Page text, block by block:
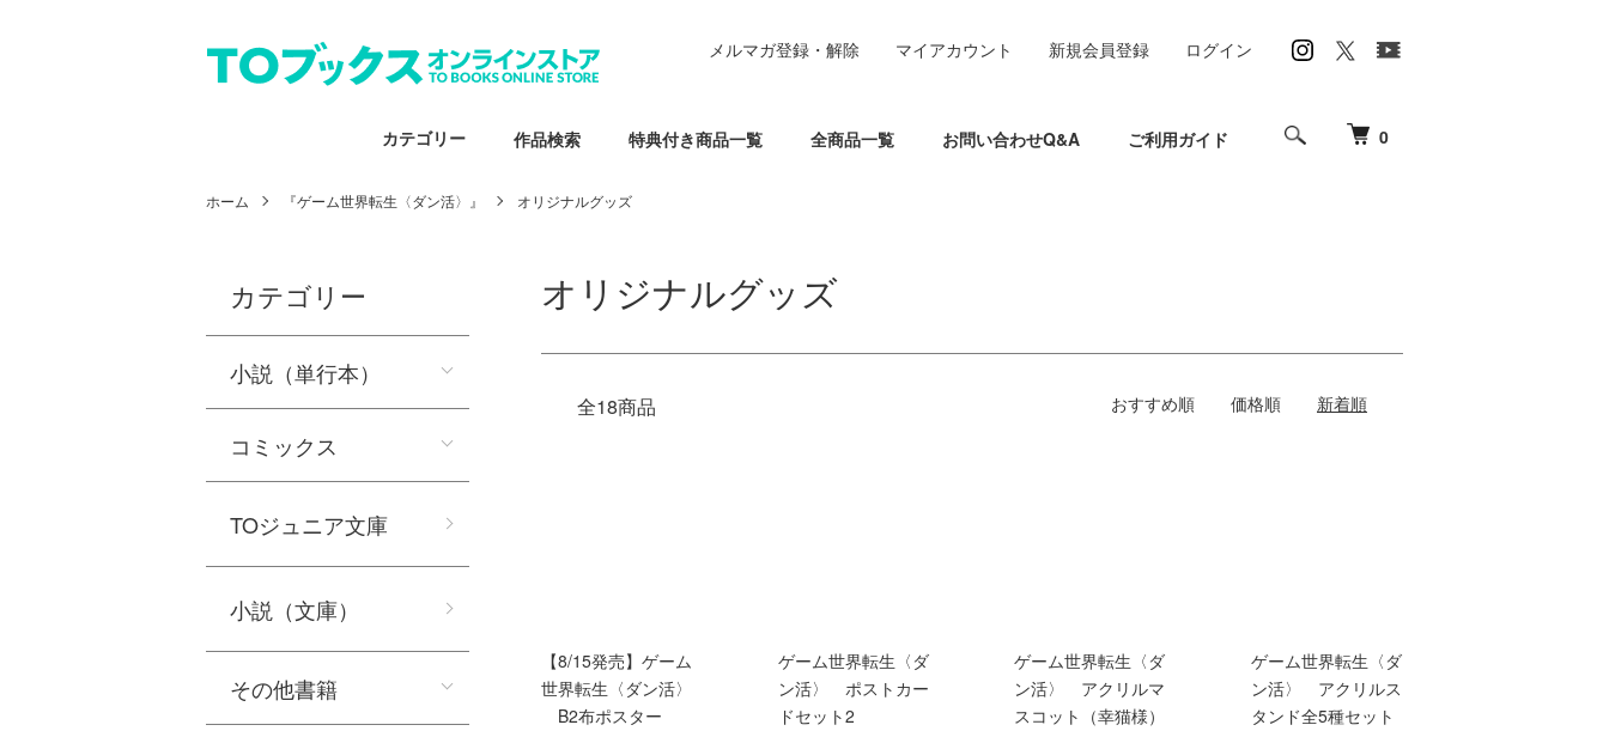
0
カテゴリー 作品検索 特典付き商品一覧 全商品一覧 お問い合わせQ&A ご利用ガイド
メルマガ登録・解除 マイアカウント 新規会員登録 ログイン
ホーム 『ゲーム世界転生〈ダン活〉』 オリジナルグッズ
オリジナルグッズ
全18商品 おすすめ順 価格順 新着順
【8/15発売】ゲーム
世界転生〈ダン活〉
B2布ポスター
ゲーム世界転生〈ダ
ン活〉 ポストカー
ドセット2
ゲーム世界転生〈ダ
ン活〉 アクリルマ
スコット（幸猫様）
ゲーム世界転生〈ダ
ン活〉 アクリルス
タンド全5種セット
カテゴリー
小説（単行本）
コミックス
TOジュニア文庫
小説（文庫）
その他書籍